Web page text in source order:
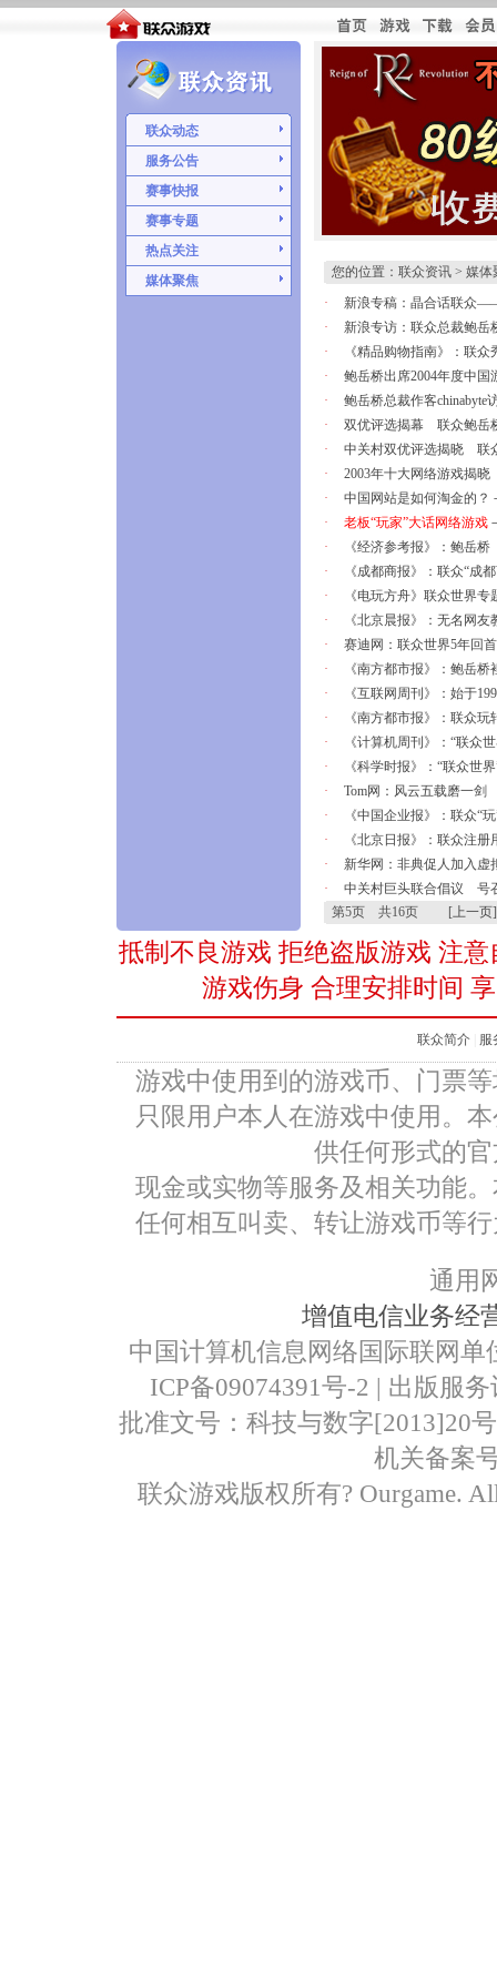
联众动态
服务公告
赛事快报
赛事专题
热点关注
媒体聚焦
您的位置：联众资讯 > 媒体
·
新浪专稿：晶合话联众
·
新浪专访：联众总裁鲍岳
·
《精品购物指南》：联
·
鲍岳桥出席2004年度中国
·
鲍岳桥总裁作客chinabyte
·
双优评选揭幕 联众鲍岳
·
中关村双优评选揭晓 联
·
2003年十大网络游戏揭
·
中国网站是如何淘金的？
·
老板“玩家”大话网络游戏
·
《经济参考报》：鲍岳
·
《成都商报》：联众“成
·
《电玩方舟》联众世界专
·
《北京晨报》：无名网
·
赛迪网：联众世界5年回
·
《南方都市报》：鲍岳桥
·
《互联网周刊》：始于
·
《南方都市报》：联众玩
·
《计算机周刊》：“联众
·
《科学时报》：“联众世
·
Tom网：风云五载磨一
·
《中国企业报》：联众“
·
《北京日报》：联众注册
·
新华网：非典促人加入虚
·
中关村巨头联合倡议 号
第5页 共16页 [上一页
抵制不良游戏 拒绝盗版游戏 注
游戏伤身 合理安排时间
联众简介 服
游戏中使用到的游戏币、门票
只限用户本人在游戏中使用。
供任何形式的
现金或实物等服务及相关功能
任何相互叫卖、转让游戏币等
通用
增值电信业务经
中国计算机信息网络国际联网单
ICP备09074391号-2 | 出版服
批准文号：科技与数字[2013]20
机关备案
联众游戏版权所有? Ourgame.